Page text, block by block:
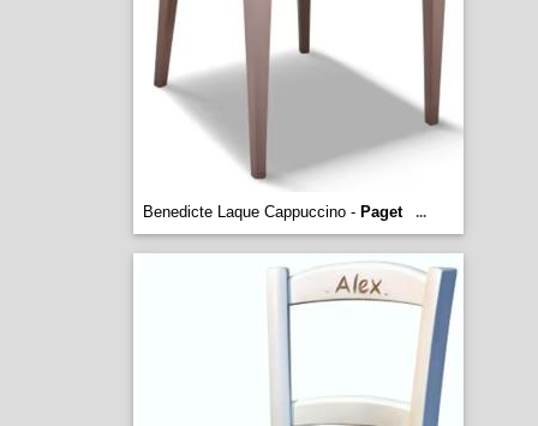
Benedicte Laque Cappuccino - Paget ...